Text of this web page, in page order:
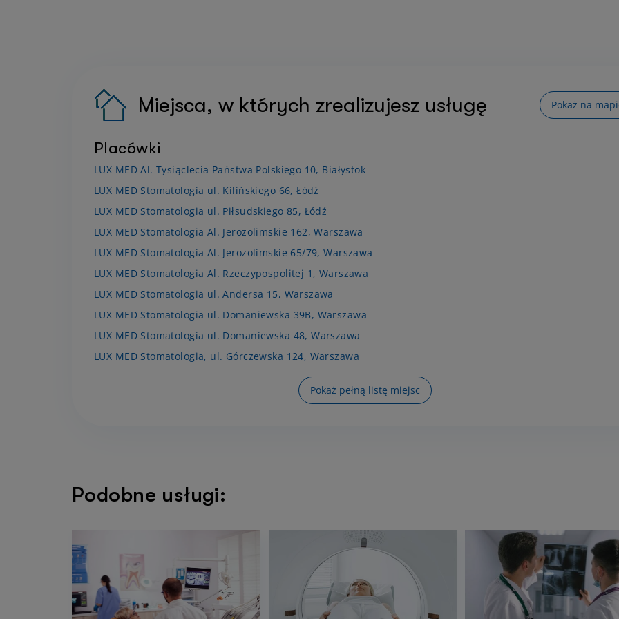
Miejsca, w których zrealizujesz usługę Pokaż na
Placówki
LUX MED Al. Tysiąclecia Państwa Polskiego 10, Białystok
LUX MED Stomatologia ul. Kilińskiego 66, Łódź
LUX MED Stomatologia ul. Piłsudskiego 85, Łódź
LUX MED Stomatologia Al. Jerozolimskie 162, Warszawa
LUX MED Stomatologia Al. Jerozolimskie 65/79, Warszawa
LUX MED Stomatologia Al. Rzeczypospolitej 1, Warszawa
LUX MED Stomatologia ul. Andersa 15, Warszawa
LUX MED Stomatologia ul. Domaniewska 39B, Warszawa
LUX MED Stomatologia ul. Domaniewska 48, Warszawa
LUX MED Stomatologia, ul. Górczewska 124, Warszawa
Pokaż pełną listę miejsc
Podobne usługi: